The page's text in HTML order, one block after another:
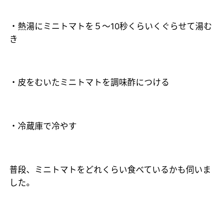
・熱湯にミニトマトを５～10秒くらいくぐらせて湯む
き
・皮をむいたミニトマトを調味酢につける
・冷蔵庫で冷やす
普段、ミニトマトをどれくらい食べているかも伺いま
した。